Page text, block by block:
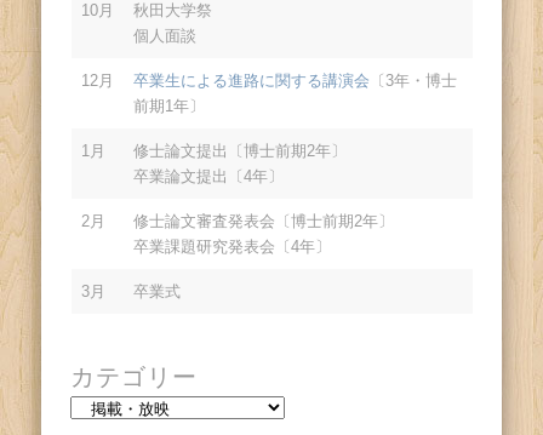
10月
秋田大学祭
個人面談
12月 卒業生による進路に関する講演会 〔3年・博士
前期1年〕
1月
修士論文提出〔博士前期2年〕
卒業論文提出〔4年〕
2月
修士論文審査発表会〔博士前期2年〕
卒業課題研究発表会〔4年〕
3月 卒業式
カテゴリー